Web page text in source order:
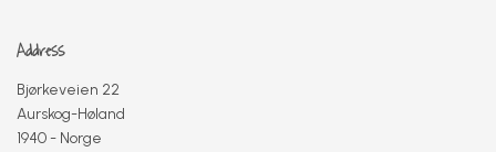
Address
Bjørkeveien 22
Aurskog-Høland
1940 - Norge